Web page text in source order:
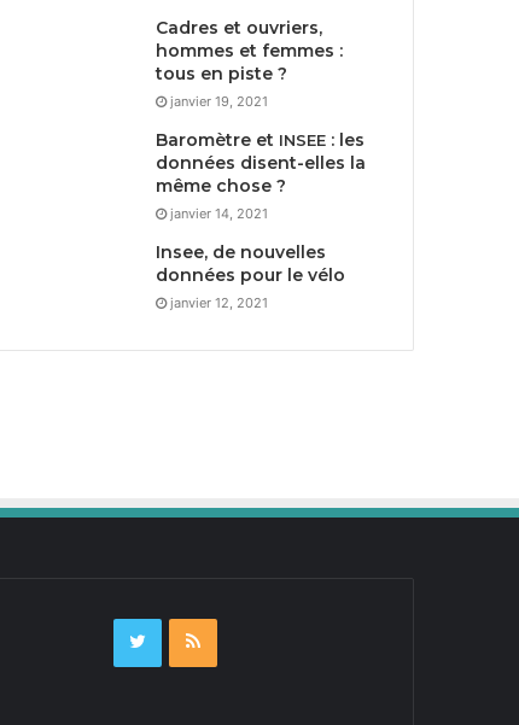
Cadres et ouvriers,
hommes et femmes :
tous en piste ?
janvier 19, 2021
Baromètre et INSEE : les
données disent-elles la
même chose ?
janvier 14, 2021
Insee, de nouvelles
données pour le vélo
janvier 12, 2021